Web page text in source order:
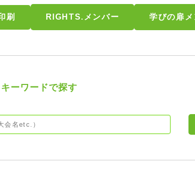
RIGHTS.メンバー 学びの扉
キーワードで探す